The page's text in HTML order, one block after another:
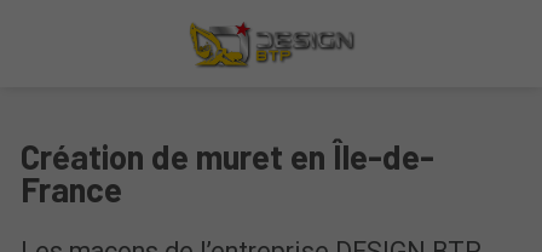
Création de muret en Île-de-
France